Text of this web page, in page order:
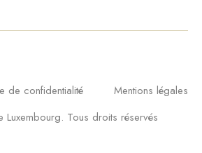
de confidentialité
Mentions légales
Tous droits réservés